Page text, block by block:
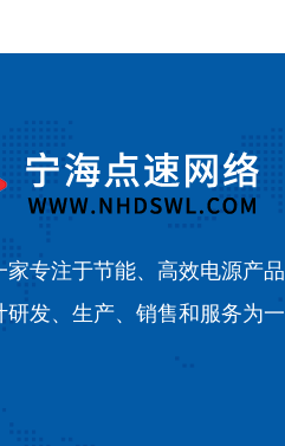
家专注于节能、高效电源产
研发、生产、销售和服务为